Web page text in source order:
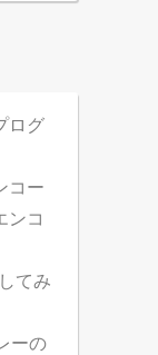
ログ
コー
ンコ
てみ
ーの